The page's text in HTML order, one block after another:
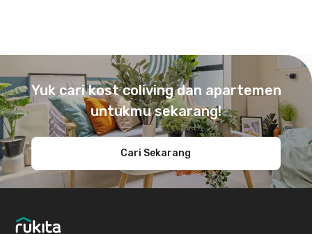
Yuk cari kost coliving dan apartemen
untukmu sekarang!
Cari Sekarang